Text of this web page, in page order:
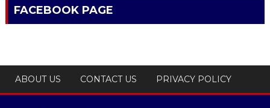
FACEBOOK PAGE
ABOUT US CONTACT US PRIVACY POLICY